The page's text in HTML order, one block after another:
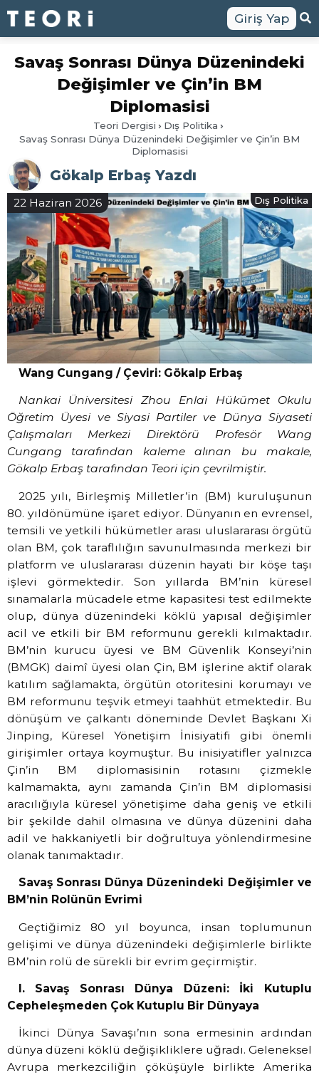
Giriş Yap
Savaş Sonrası Dünya Düzenindeki
Değişimler ve Çin’in BM
Diplomasisi
Teori Dergisi
Dış Politika
Savaş Sonrası Dünya Düzenindeki Değişimler ve Çin’in BM
Diplomasisi
Gökalp Erbaş Yazdı
22 Haziran 2026 Dış Politika
Wang Cungang / Çeviri: Gökalp Erbaş
Nankai Üniversitesi Zhou Enlai Hükümet Okulu
Öğretim Üyesi ve Siyasi Partiler ve Dünya Siyaseti
Çalışmaları Merkezi Direktörü Profesör Wang
Cungang tarafından kaleme alınan bu makale,
Gökalp Erbaş tarafından Teori için çevrilmiştir.
2025 yılı, Birleşmiş Milletler’in (BM) kuruluşunun
80. yıldönümüne işaret ediyor. Dünyanın en evrensel,
temsili ve yetkili hükümetler arası uluslararası örgütü
olan BM, çok taraflılığın savunulmasında merkezi bir
platform ve uluslararası düzenin hayati bir köşe taşı
işlevi görmektedir. Son yıllarda BM’nin küresel
sınamalarla mücadele etme kapasitesi test edilmekte
olup, dünya düzenindeki köklü yapısal değişimler
acil ve etkili bir BM reformunu gerekli kılmaktadır.
BM’nin kurucu üyesi ve BM Güvenlik Konseyi’nin
(BMGK) daimî üyesi olan Çin, BM işlerine aktif olarak
katılım sağlamakta, örgütün otoritesini korumayı ve
BM reformunu teşvik etmeyi taahhüt etmektedir. Bu
dönüşüm ve çalkantı döneminde Devlet Başkanı Xi
Jinping, Küresel Yönetişim İnisiyatifi gibi önemli
girişimler ortaya koymuştur. Bu inisiyatifler yalnızca
Çin’in BM diplomasisinin rotasını çizmekle
kalmamakta, aynı zamanda Çin’in BM diplomasisi
aracılığıyla küresel yönetişime daha geniş ve etkili
bir şekilde dahil olmasına ve dünya düzenini daha
adil ve hakkaniyetli bir doğrultuya yönlendirmesine
olanak tanımaktadır.
Savaş Sonrası Dünya Düzenindeki Değişimler ve
BM’nin Rolünün Evrimi
Geçtiğimiz 80 yıl boyunca, insan toplumunun
gelişimi ve dünya düzenindeki değişimlerle birlikte
BM’nin rolü de sürekli bir evrim geçirmiştir.
I. Savaş Sonrası Dünya Düzeni: İki Kutuplu
Cepheleşmeden Çok Kutuplu Bir Dünyaya
İkinci Dünya Savaşı’nın sona ermesinin ardından
dünya düzeni köklü değişikliklere uğradı. Geleneksel
Avrupa merkezciliğin çöküşüyle birlikte Amerika